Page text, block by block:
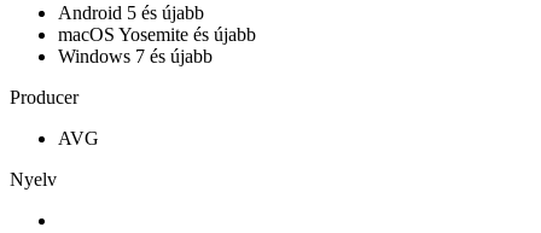
Android 5 és újabb
macOS Yosemite és újabb
Windows 7 és újabb
Producer
AVG
Nyelv